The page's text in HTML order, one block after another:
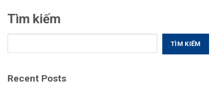
Tìm kiếm
TÌM KIẾM
Recent Posts